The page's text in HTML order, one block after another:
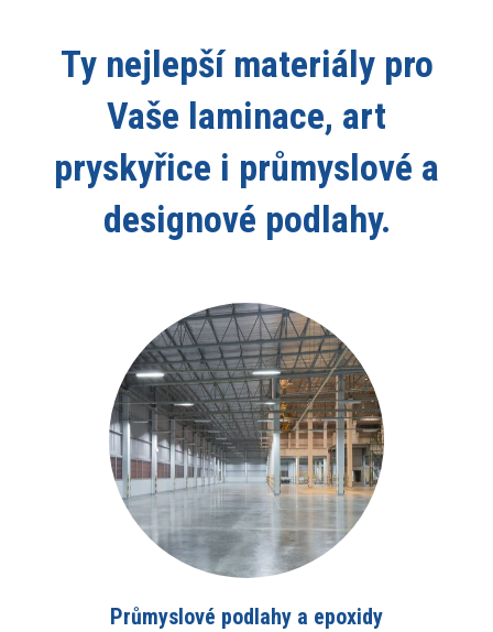
Ty nejlepší materiály pro
Vaše laminace, art
pryskyřice i průmyslové a
designové podlahy.
Průmyslové podlahy a epoxidy